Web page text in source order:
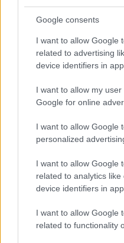
Google consents
I want to allow Google
related to advertising
device identifiers in
I want to allow my
Google for online
I want to allow Google
personalized
I want to allow Google
related to analytics
device identifiers in
I want to allow Google
related to functionality
Ajánlott bejegyzések:
Tanácsok